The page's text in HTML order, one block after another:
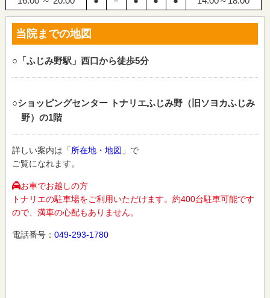
当院までの地図
○「ふじみ野駅」西口から徒歩5分
○ショッピングセンター トナリエふじみ野（旧ソヨカふじみ
野）の1階
詳しい案内は「所在地・地図 」で
ご覧になれます。
お車でお越しの方
トナリエの駐車場をご利用いただけます。約400台駐車可能です
ので、満車の心配もありません。
電話番号： 049-293-1780